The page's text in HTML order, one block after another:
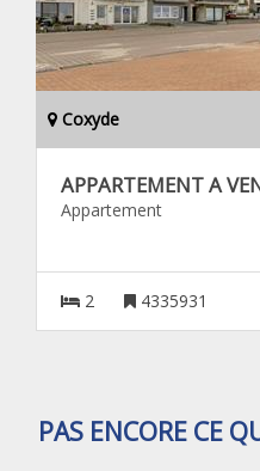
Coxyde
APPARTEMENT A
Appartement
2 4335931
PAS ENCORE CE